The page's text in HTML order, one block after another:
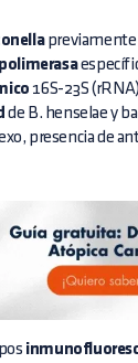
previamente
polimerasa
16S-23S
de B. henselae y
presencia de